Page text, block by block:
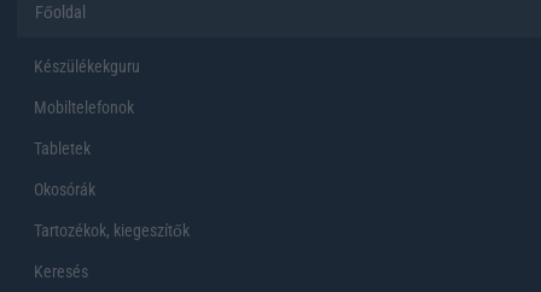
Főoldal
Készülékekguru
Mobiltelefonok
Tabletek
Okosórák
Tartozékok, kiegeszítők
Keresés